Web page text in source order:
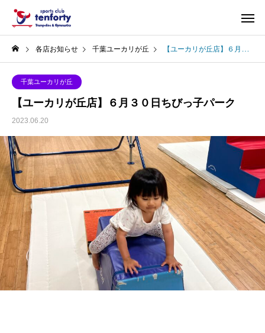
各店お知らせ 千葉ユーカリが丘 【ユーカリが丘店】６月３０日ちびっ子パーク
千葉ユーカリが丘
【ユーカリが丘店】６月３０日ちびっ子パーク
2023.06.20